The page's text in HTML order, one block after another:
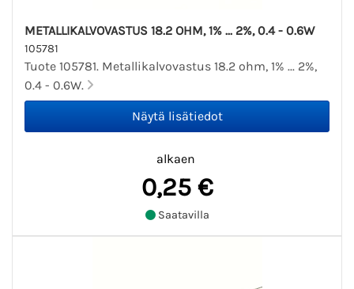
METALLIKALVOVASTUS 18.2 OHM, 1% ... 2%, 0.4 - 0.6W
105781
Tuote 105781. Metallikalvovastus 18.2 ohm, 1% ... 2%,
0.4 - 0.6W.
alkaen
0,25 €
Saatavilla